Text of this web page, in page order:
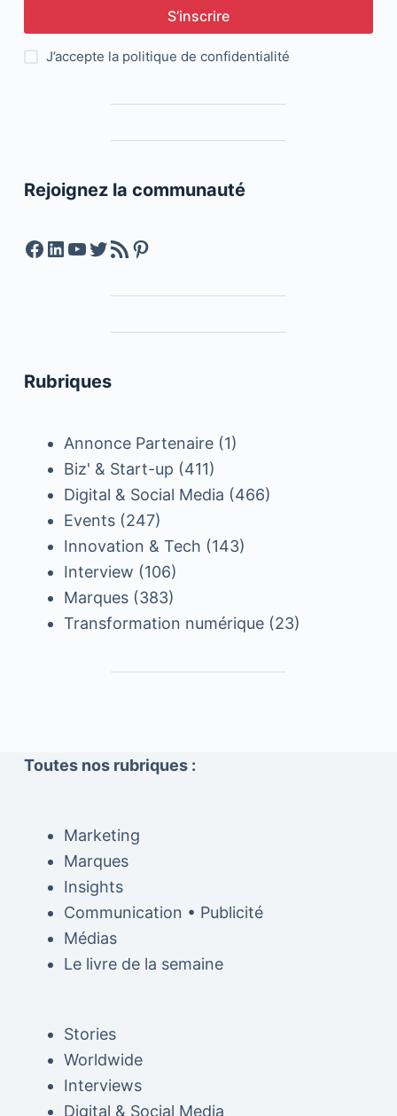
S’inscrire
J’accepte la politique de confidentialité
Rejoignez la communauté
Facebook
LinkedIn
YouTube
Twitter
Feed RSSPinterest
Rubriques
Annonce Partenaire(1)
Biz' & Start-up (411)
Digital & Social Media (466)
Events(247)
Innovation & Tech (143)
Interview (106)
Marques(383)
Transformation numérique(23)
Toutes nos rubriques :
Marketing
Marques
Insights
Communication • Publicité
Médias
Le livre de la semaine
Stories
Worldwide
Interviews
Digital & Social Media